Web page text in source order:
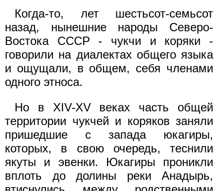
Когда-то, лет шестьсот-семьсот
назад, нынешние народы Северо-
Востока СССР - чукчи и коряки -
говорили на диалектах общего языка
и ощущали, в общем, себя членами
одного этноса.
Но в XIV-XV веках часть общей
территории чукчей и коряков заняли
пришедшие с запада юкагиры,
которых, в свою очередь, теснили
якуты и эвенки. Юкагиры проникли
вплоть до долины реки Анадырь,